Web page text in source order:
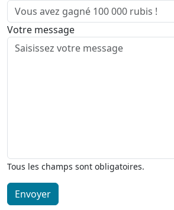
Votre message
Tous les champs sont obligatoires.
Envoyer